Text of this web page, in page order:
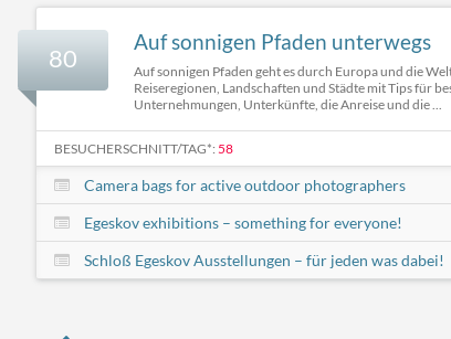
80
Auf sonnigen Pfaden unterwegs
Auf sonnigen Pfaden geht es durch Europa und die
Reiseregionen, Landschaften und Städte mit Tips für
Unternehmungen, Unterkünfte, die Anreise und die ...
BESUCHERSCHNITT/TAG*: 58
Camera bags for active outdoor photographers
Egeskov exhibitions – something for everyone!
Schloß Egeskov Ausstellungen – für jeden was dabei!